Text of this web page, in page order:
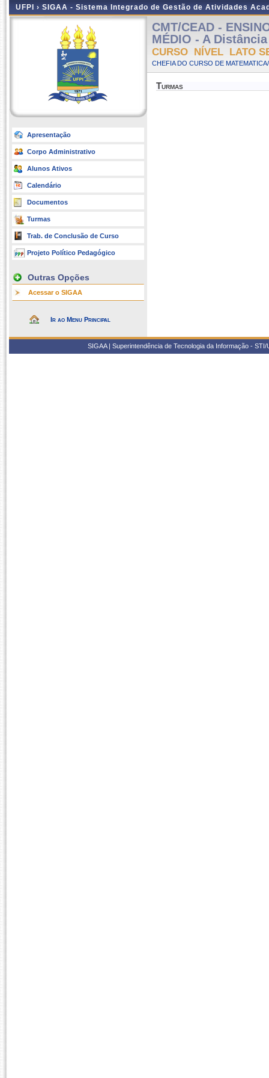
UFPI › SIGAA - Sistema Integrado de Gestão de Atividades
Apresentação
Corpo Administrativo
Alunos Ativos
Calendário
Documentos
Turmas
Trab. de Conclusão de Curso
Projeto Político Pedagógico
Outras Opções
Acessar o SIGAA
Ir ao Menu Principal
CMT/CEAD -
MÉDIO - A
CURSO NÍVEL LATO
CHEFIA DO CURSO DE
Turmas
SIGAA | Superintendência de Tecnologia da Informação -